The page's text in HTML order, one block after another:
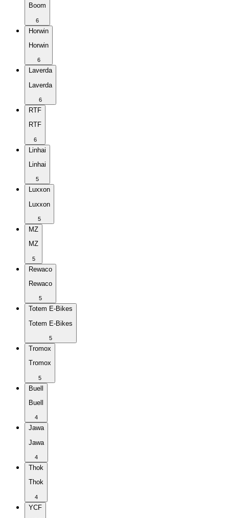
Boom
6
Horwin
Horwin
6
Laverda
Laverda
6
RTF
RTF
6
Linhai
Linhai
5
Luxxon
Luxxon
5
MZ
MZ
5
Rewaco
Rewaco
5
Totem E-Bikes
Totem E-Bikes
5
Tromox
Tromox
5
Buell
Buell
4
Jawa
Jawa
4
Thok
Thok
4
YCF